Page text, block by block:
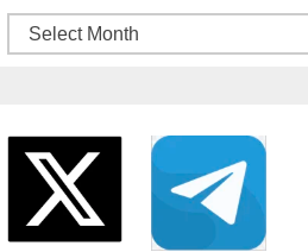
Archives